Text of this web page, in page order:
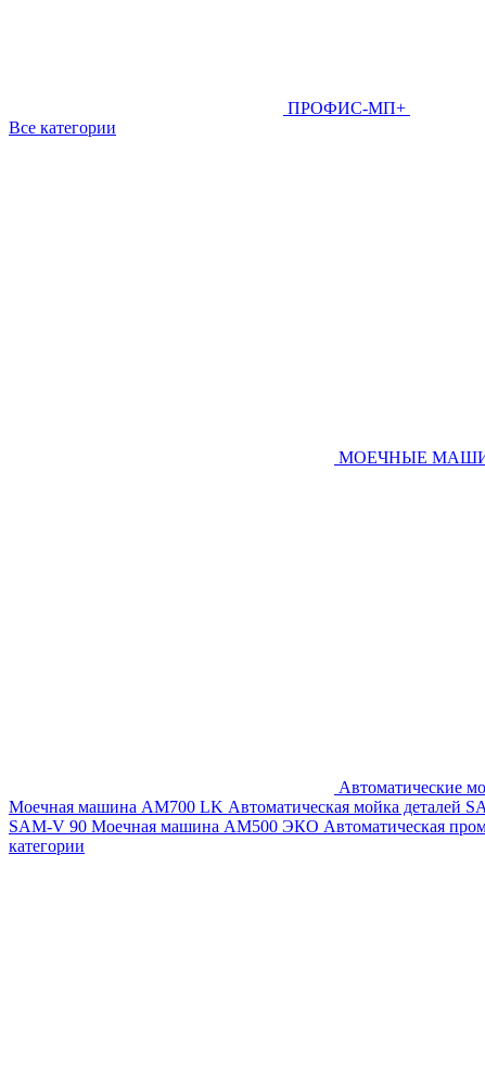
ПРОФИС-МП+
Все категории
МОЕЧНЫЕ
Автоматические
Моечная машина AM700 LK Автоматическая мойка деталей
SAM-V 90 Моечная машина АМ500 ЭКО Автоматическая
категории